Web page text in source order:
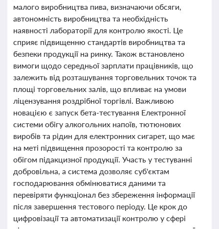
малого виробництва пива, визначаючи обсяги,
автономність виробництва та необхідність
наявності лабораторії для контролю якості. Це
сприяє підвищенню стандартів виробництва та
безпеки продукції на ринку. Також встановлено
вимоги щодо середньої зарплати працівників, що
залежить від розташування торговельних точок та
площі торговельних залів, що впливає на умови
ліцензування роздрібної торгівлі. Важливою
новацією є запуск бета-тестування Електронної
системи обігу алкогольних напоїв, тютюнових
виробів та рідин для електронних сигарет, що має
на меті підвищення прозорості та контролю за
обігом підакцизної продукції. Участь у тестуванні
добровільна, а система дозволяє суб'єктам
господарювання обмінюватися даними та
перевіряти функціонал без збереження інформації
після завершення тестового періоду. Це крок до
цифровізації та автоматизації контролю у сфері